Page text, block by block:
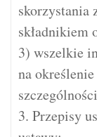
skorzystania
składnikiem
3) wszelkie
na
3. Przepisy